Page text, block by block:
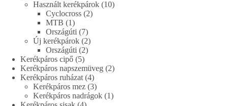
termék
Használt kerékpárok 1010
Cyclocross 22
MTB 11
termék
Országúti 77
termék
Új kerékpárok 22
termék
Országúti 22
Kerékpáros cipő 55
termék
Kerékpáros napszemüveg 22
Kerékpáros ruházat 44
termék
Kerékpáros mez 33
termék
Kerékpáros nadrágok 11